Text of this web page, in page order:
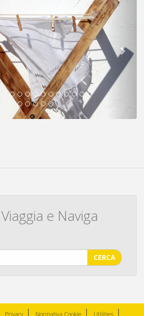
e Naviga
CERCA
Privacy Normativa Cookie Utilities